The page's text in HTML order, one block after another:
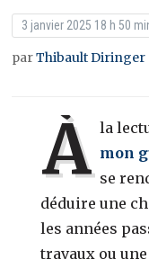
3 janvier 2025 18 h 50
parThibault
À la
mon
se
déduire une
les années
travaux ou